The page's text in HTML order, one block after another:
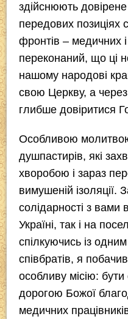
здійснюють
передових позиціях
фронтів – медичних
переконаний, що ці
нашому народові
свою Церкву, а
глибше довіритися
Особливою
душпастирів, які
хворобою і зараз
вимушеній ізоляції.
солідарності з вами
Україні, так і на
спілкуючись із
співбратів, я
особливу місію:
дорогою Божої
медичних